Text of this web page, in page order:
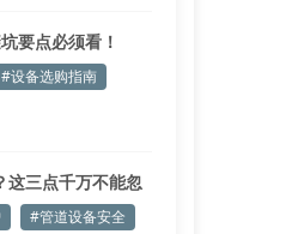
要点必须看！
#设备选购指南
这三点千万不能忽
#管道设备安全